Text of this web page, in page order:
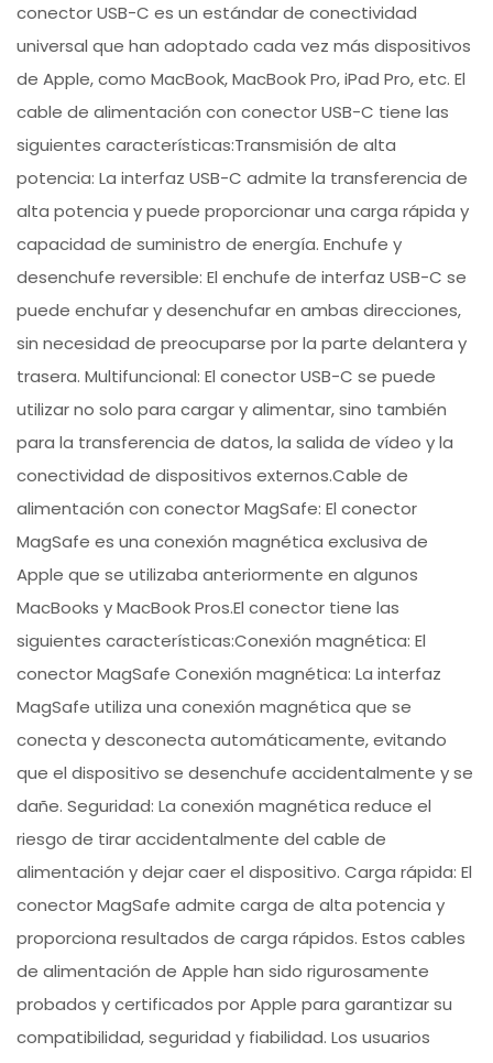
conector USB-C es un estándar de conectividad
universal que han adoptado cada vez más dispositivos
de Apple, como MacBook, MacBook Pro, iPad Pro, etc. El
cable de alimentación con conector USB-C tiene las
siguientes características:Transmisión de alta
potencia: La interfaz USB-C admite la transferencia de
alta potencia y puede proporcionar una carga rápida y
capacidad de suministro de energía. Enchufe y
desenchufe reversible: El enchufe de interfaz USB-C se
puede enchufar y desenchufar en ambas direcciones,
sin necesidad de preocuparse por la parte delantera y
trasera. Multifuncional: El conector USB-C se puede
utilizar no solo para cargar y alimentar, sino también
para la transferencia de datos, la salida de vídeo y la
conectividad de dispositivos externos.Cable de
alimentación con conector MagSafe: El conector
MagSafe es una conexión magnética exclusiva de
Apple que se utilizaba anteriormente en algunos
MacBooks y MacBook Pros.El conector tiene las
siguientes características:Conexión magnética: El
conector MagSafe Conexión magnética: La interfaz
MagSafe utiliza una conexión magnética que se
conecta y desconecta automáticamente, evitando
que el dispositivo se desenchufe accidentalmente y se
dañe. Seguridad: La conexión magnética reduce el
riesgo de tirar accidentalmente del cable de
alimentación y dejar caer el dispositivo. Carga rápida: El
conector MagSafe admite carga de alta potencia y
proporciona resultados de carga rápidos. Estos cables
de alimentación de Apple han sido rigurosamente
probados y certificados por Apple para garantizar su
compatibilidad, seguridad y fiabilidad. Los usuarios